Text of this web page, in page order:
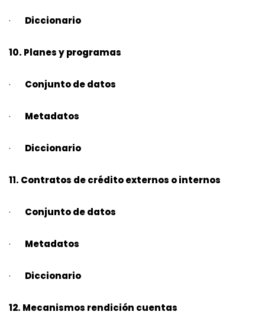
· Diccionario
10. Planes y programas
· Conjunto de datos
· Metadatos
· Diccionario
11. Contratos de crédito externos o internos
· Conjunto de datos
· Metadatos
· Diccionario
12. Mecanismos rendición cuentas